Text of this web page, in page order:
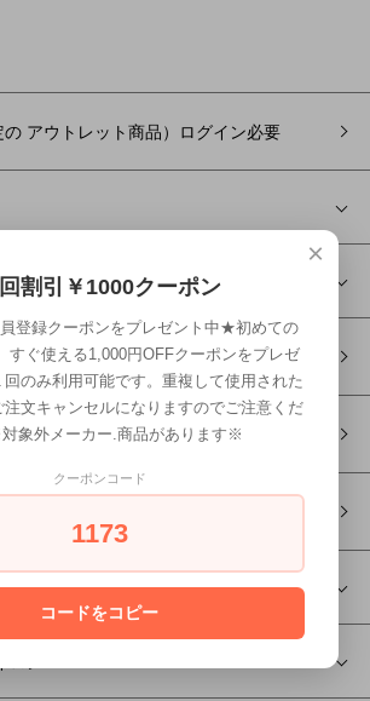
アウトレット商品）ログイン必要
ン
×
割引￥1000クーポン
登録クーポンをプレゼント中★初めての
すぐ使える1,000円OFFクーポンをプレゼ
回のみ利用可能です。重複して使用された
文キャンセルになりますのでご注意くだ
象外メーカー.商品があります※
クーポンコード
1173
コードをコピー